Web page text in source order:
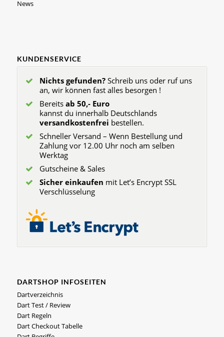
News
KUNDENSERVICE
Nichts gefunden?Schreib uns oder ruf uns
an, wir können fast alles besorgen !
Bereits ab 50,- Euro
kannst du innerhalb Deutschlands
versandkostenfrei bestellen.
Schneller Versand – Wenn Bestellung und
Zahlung vor 12.00 Uhr noch am selben
Werktag
Gutscheine & Sales
Sicher einkaufen mit Let’s Encrypt SSL
Verschlüsselung
DARTSHOP INFOSEITEN
Dartverzeichnis
Dart Test / Review
Dart Regeln
Dart Checkout Tabelle